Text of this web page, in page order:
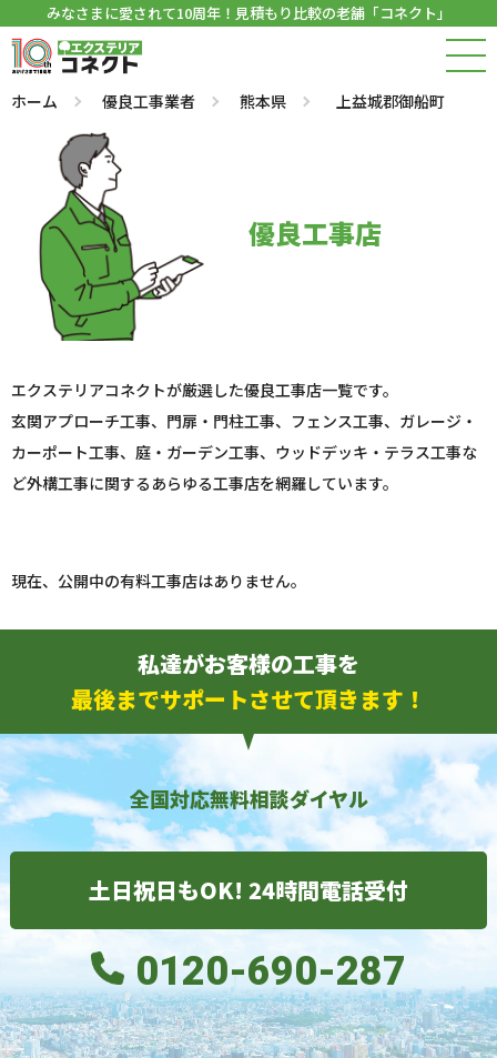
みなさまに愛されて10周年！見積もり比較の老舗「コネクト」
ホーム 優良工事業者 熊本県 上益城郡御船町
優良工事店
エクステリアコネクトが厳選した優良工事店一覧です。
玄関アプローチ工事、門扉・門柱工事、フェンス工事、ガレージ・
カーポート工事、庭・ガーデン工事、ウッドデッキ・テラス工事な
ど外構工事に関するあらゆる工事店を網羅しています。
現在、公開中の有料工事店はありません。
私達がお客様の工事を
最後までサポートさせて頂きます！
全国対応無料相談ダイヤル
土日祝日もOK! 24時間電話受付
0120-690-287